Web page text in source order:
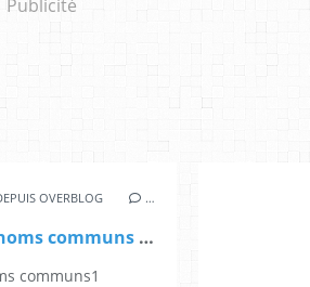
Publicité
OVERBLOG …
Je reconnais les noms communs Ce1
communs1